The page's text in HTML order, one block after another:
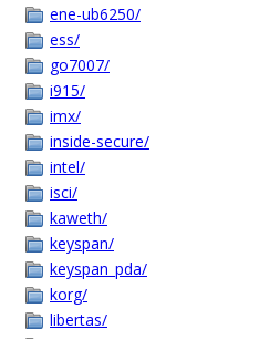
ene-ub6250/
ess/
go7007/
i915/
imx/
inside-secure/
intel/
isci/
kaweth/
keyspan/
keyspan_pda/
korg/
libertas/